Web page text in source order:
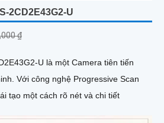
2CD2E43G2-U
₫
U là một Camera tiên tiến
Scan
tạo một cách rõ nét và chi tiết